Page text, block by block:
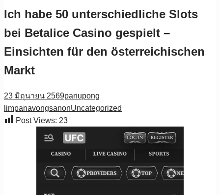
Ich habe 50 unterschiedliche Slots
bei Betalice Casino gespielt –
Einsichten für den österreichischen
Markt
23 มิถุนายน 2569panupong
limpanavongsanonUncategorized
Post Views: 23